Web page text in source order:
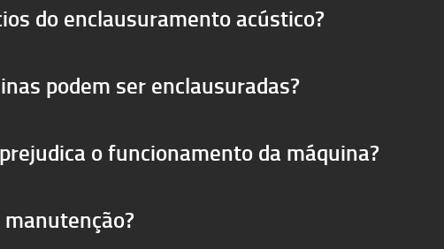
do enclausuramento acústico?
podem ser enclausuradas?
o funcionamento da máquina?